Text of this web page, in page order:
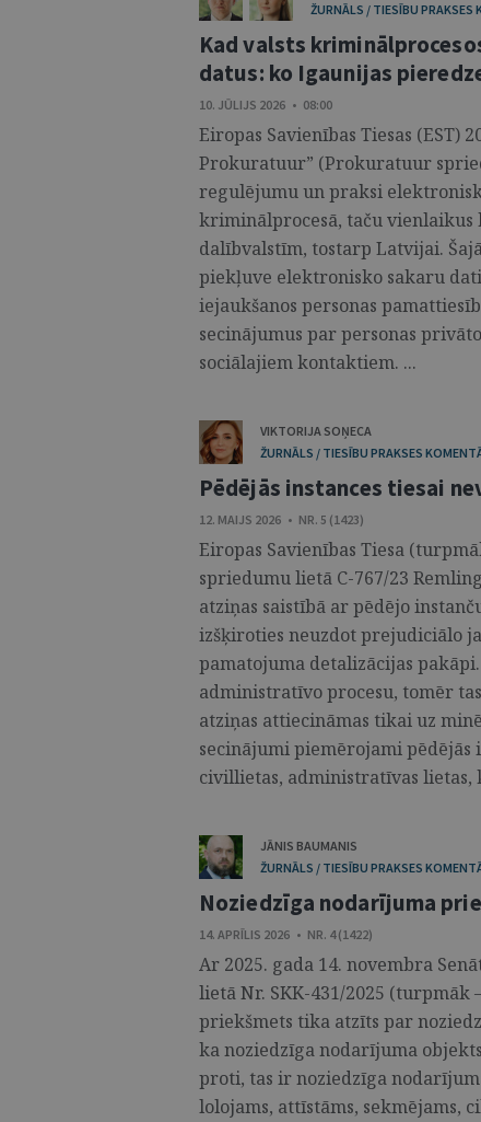
ŽURNĀLS / TIESĪBU PRAKSES
Kad valsts
datus: ko Igaunijas
10. JŪLIJS 2026 • 08:00
Eiropas Savienības Tiesas (EST)
Prokuratuur” (Prokuratuur
regulējumu un praksi
kriminālprocesā, taču
dalībvalstīm, tostarp Latvijai.
piekļuve elektronisko sakaru
iejaukšanos personas
secinājumus par personas
sociālajiem kontaktiem. ...
VIKTORIJA SOŅECA
ŽURNĀLS / TIESĪBU PRAKSES
Pēdējās instances tiesai
12. MAIJS 2026 • NR. 5 (1423)
Eiropas Savienības Tiesa
spriedumu lietā C-767/23
atziņas saistībā ar pēdējo
izšķiroties neuzdot prejudiciālo
pamatojuma detalizācijas
administratīvo procesu, tomēr
atziņas attiecināmas tikai uz
secinājumi piemērojami
civillietas, administratīvas
JĀNIS BAUMANIS
ŽURNĀLS / TIESĪBU PRAKSES
Noziedzīga nodarījuma
14. APRĪLIS 2026 • NR. 4 (1422)
Ar 2025. gada 14. novembra
lietā Nr. SKK-431/2025
priekšmets tika atzīts par
ka noziedzīga nodarījuma
proti, tas ir noziedzīga
lolojams, attīstāms, sekmējams,